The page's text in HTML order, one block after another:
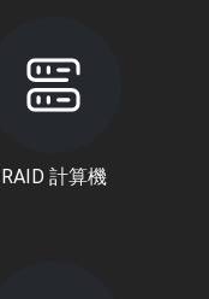
RAID 計算機